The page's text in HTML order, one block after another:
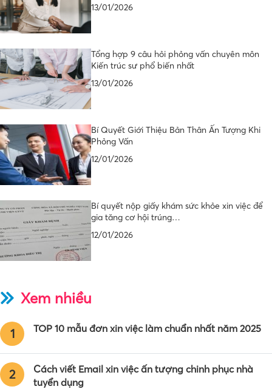
13/01/2026
Tổng hợp 9 câu hỏi phỏng vấn chuyên môn
Kiến trúc sư phổ biến nhất
13/01/2026
Bí Quyết Giới Thiệu Bản Thân Ấn Tượng Khi
Phỏng Vấn
12/01/2026
Bí quyết nộp giấy khám sức khỏe xin việc để
gia tăng cơ hội trúng…
12/01/2026
Xem nhiều
1 TOP 10 mẫu đơn xin việc làm chuẩn nhất năm 2025
2
Cách viết Email xin việc ấn tượng chinh phục nhà
tuyển dụng